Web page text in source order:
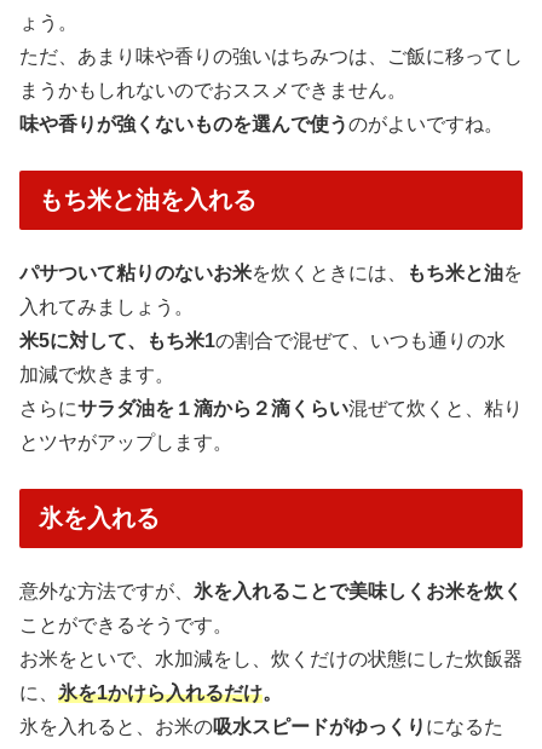
ょう。
ただ、あまり味や香りの強いはちみつは、ご飯に移ってし
まうかもしれないのでおススメできません。
味や香りが強くないものを選んで使うのがよいですね。
もち米と油を入れる
パサついて粘りのないお米を炊くときには、 もち米と油を
入れてみましょう。
米5に対して、もち米1の割合で混ぜて、いつも通りの水
加減で炊きます。
さらにサラダ油を１滴から２滴くらい混ぜて炊くと、粘り
とツヤがアップします。
氷を入れる
意外な方法ですが、 氷を入れることで美味しくお米を炊く
ことができるそうです。
お米をといで、水加減をし、炊くだけの状態にした炊飯器
に、 氷を1かけら入れるだけ。
氷を入れると、お米の吸水スピードがゆっくり になるた